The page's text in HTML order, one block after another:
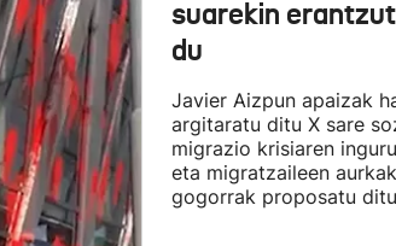
suarekin
du
Javier Aizpun apaizak
argitaratu ditu X sare
migrazio krisiaren
eta migratzaileen
gogorrak proposatu